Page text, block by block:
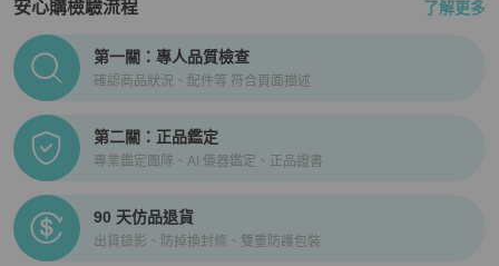
安心購檢驗流程 了解更多
PopChill拍拍圈正品驗證、安心購檢驗流程介紹
第一關：專人品質檢查
確認商品狀況、配件等 符合頁面描述
第二關：正品鑑定
專業鑑定團隊、AI 儀器鑑定、正品證書
90 天仿品退貨
出貨錄影、防掉換封條、雙重防護包裝